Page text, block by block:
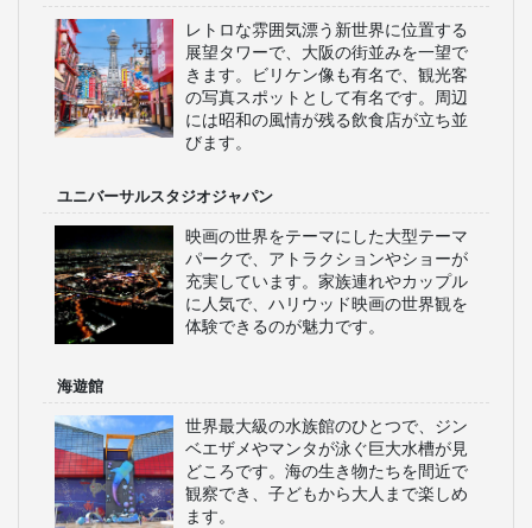
レトロな雰囲気漂う新世界に位置する
展望タワーで、大阪の街並みを一望で
きます。ビリケン像も有名で、観光客
の写真スポットとして有名です。周辺
には昭和の風情が残る飲食店が立ち並
びます。
ユニバーサルスタジオジャパン
映画の世界をテーマにした大型テーマ
パークで、アトラクションやショーが
充実しています。家族連れやカップル
に人気で、ハリウッド映画の世界観を
体験できるのが魅力です。
海遊館
世界最大級の水族館のひとつで、ジン
ベエザメやマンタが泳ぐ巨大水槽が見
どころです。海の生き物たちを間近で
観察でき、子どもから大人まで楽しめ
ます。